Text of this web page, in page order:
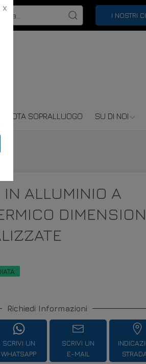
X
I NOSTRI
SOPRALLUOGO SU DI NOI
IN ALLUMINIO A
Richiedi Informazioni
SCRIVI UN
WHATSAPP
SCRIVI UN
E-MAIL